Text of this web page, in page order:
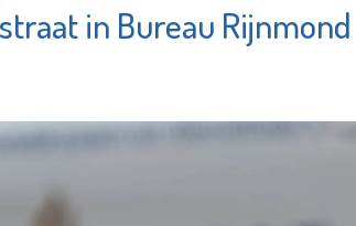
in Bureau Rijnmond
&
Theater